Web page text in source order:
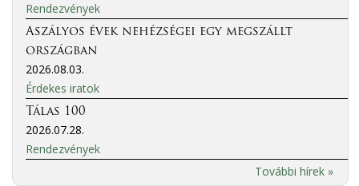
Rendezvények
Aszályos évek nehézségei egy megszállt
országban
2026.08.03.
Érdekes iratok
Tálas 100
2026.07.28.
Rendezvények
További hírek »